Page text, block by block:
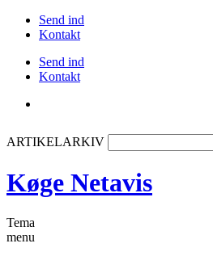
Send ind
Kontakt
Send ind
Kontakt
ARTIKELARKIV
Køge Netavis
Tema
menu